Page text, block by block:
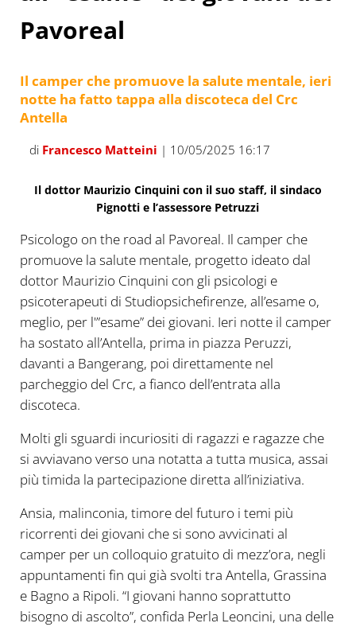
Pavoreal
Il camper che promuove la salute mentale, ieri
notte ha fatto tappa alla discoteca del Crc
Antella
di Francesco Matteini | 10/05/2025 16:17
Il dottor Maurizio Cinquini con il suo staff, il sindaco
Pignotti e l’assessore Petruzzi
Psicologo on the road al Pavoreal. Il camper che
promuove la salute mentale, progetto ideato dal
dottor Maurizio Cinquini con gli psicologi e
psicoterapeuti di Studiopsichefirenze, all’esame o,
meglio, per l'”esame” dei giovani. Ieri notte il camper
ha sostato all’Antella, prima in piazza Peruzzi,
davanti a Bangerang, poi direttamente nel
parcheggio del Crc, a fianco dell’entrata alla
discoteca.
Molti gli sguardi incuriositi di ragazzi e ragazze che
si avviavano verso una notatta a tutta musica, assai
più timida la partecipazione diretta all’iniziativa.
Ansia, malinconia, timore del futuro i temi più
ricorrenti dei giovani che si sono avvicinati al
camper per un colloquio gratuito di mezz’ora, negli
appuntamenti fin qui già svolti tra Antella, Grassina
e Bagno a Ripoli. “I giovani hanno soprattutto
bisogno di ascolto”, confida Perla Leoncini, una delle